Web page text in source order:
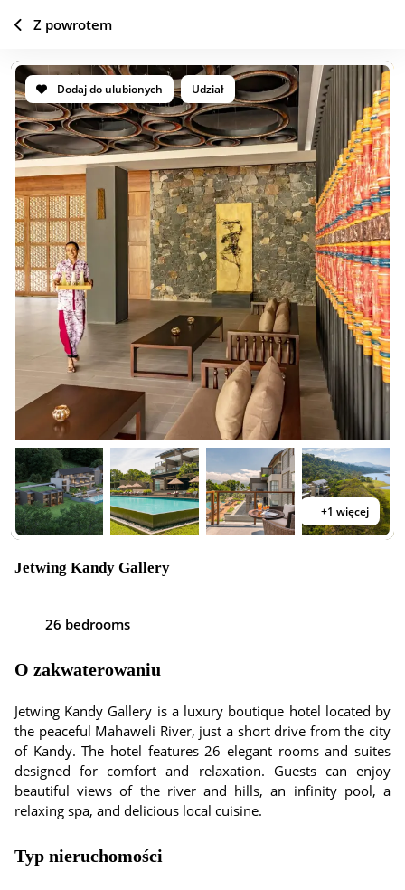
Dodaj do ulubionych Udział
+1 więcej
Jetwing Kandy Gallery
26 bedrooms
O zakwaterowaniu
Jetwing Kandy Gallery is a luxury boutique hotel located by
the peaceful Mahaweli River, just a short drive from the city
of Kandy. The hotel features 26 elegant rooms and suites
designed for comfort and relaxation. Guests can enjoy
beautiful views of the river and hills, an infinity pool, a
relaxing spa, and delicious local cuisine.
Typ nieruchomości
Z powrotem